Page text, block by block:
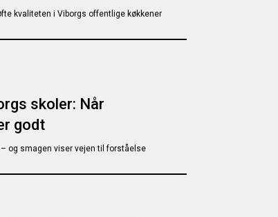
kvaliteten i Viborgs offentlige køkkener
skoler: Når
godt
og smagen viser vejen til forståelse